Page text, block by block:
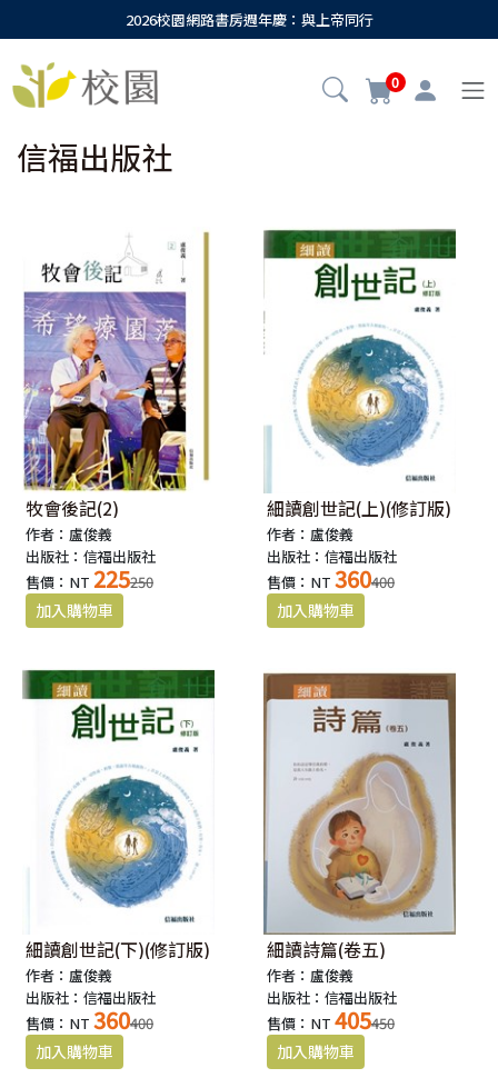
2026校園網路書房週年慶：與上帝同行
0
信福出版社
牧會後記(2)
作者：盧俊義
出版社：信福出版社
售價：NT 225250
細讀創世記(上)(修訂版)
作者：盧俊義
出版社：信福出版社
售價：NT 360400
細讀創世記(下)(修訂版)
作者：盧俊義
出版社：信福出版社
售價：NT 360400
細讀詩篇(卷五)
作者：盧俊義
出版社：信福出版社
售價：NT 405450